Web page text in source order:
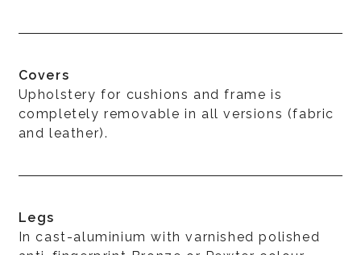
Covers
Upholstery for cushions and frame is
completely removable in all versions (fabric
and leather).
Legs
In cast-aluminium with varnished polished